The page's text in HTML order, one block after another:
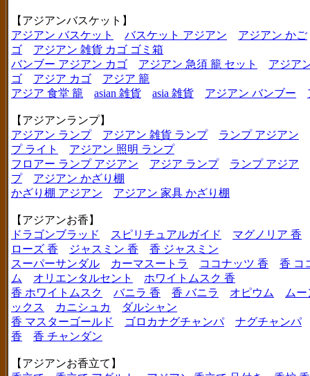
【アジアンバスケット】
アジアン バスケット
バスケット アジアン
アジアン かご
ゴ
アジアン 雑貨 カゴ ゴミ箱
バンブー アジアン カゴ
アジアン 急須 籠 セット
アジア
ゴ
アジア カゴ
アジア 籠
アジア 食堂 籠
asian 雑貨 asia 雑貨 アジアン バンブー
【アジアンランプ】
アジアン ランプ
アジアン 雑貨 ランプ
ランプ アジアン
プ ライト
アジアン 照明 ランプ
フロアー ランプ アジアン
アジア ランプ
ランプ アジア
プ
アジアン かざり棚
かざり棚 アジアン
アジアン 家具 かざり棚
【アジアンお香】
ドラゴンブラッド
スピリチュアルガイド
マグノリア 香
ローズ 香
ジャスミン 香
香 ジャスミン
スーパーサンダル
カーマスートラ ココナッツ 香
香 コ
ム
オリエンタルセント
ホワイトムスク 香
香 ホワイトムスク
バニラ 香 香 バニラ オピウム
ムー
ックス
カニシュカ
ダルシャン
香 マスターゴールド
ゴロカナグチャンパ
ナグチャンパ
香
香 チャンダン
【アジアンお香立て】